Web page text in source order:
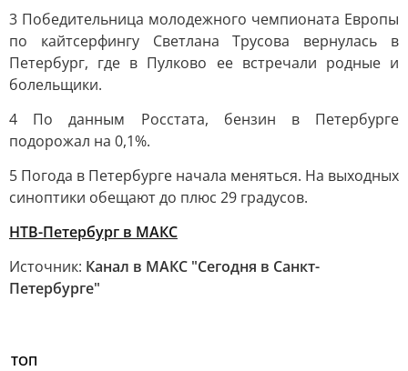
3 Победительница молодежного чемпионата Европы
по кайтсерфингу Светлана Трусова вернулась в
Петербург, где в Пулково ее встречали родные и
болельщики.
4 По данным Росстата, бензин в Петербурге
подорожал на 0,1%.
5 Погода в Петербурге начала меняться. На выходных
синоптики обещают до плюс 29 градусов.
НТВ-Петербург в МАКС
Источник: Канал в МАКС "Сегодня в Санкт-
Петербурге"
ТОП